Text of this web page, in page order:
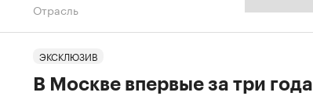
Отрасль
В Москве впервые за три года
ЭКСКЛЮЗИВ